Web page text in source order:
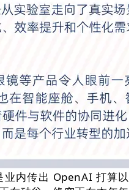
内传出 OpenAI 打算以